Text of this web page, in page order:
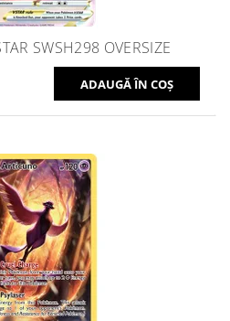
SWSH298 OVERSIZE